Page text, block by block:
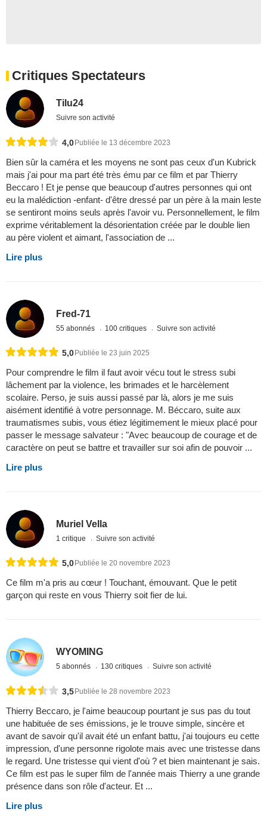
Critiques Spectateurs
Tilu24
Suivre son activité
4,0 Publiée le 13 décembre 2023
Bien sûr la caméra et les moyens ne sont pas ceux d'un Kubrick
mais j'ai pour ma part été très ému par ce film et par Thierry
Beccaro ! Et je pense que beaucoup d'autres personnes qui ont
eu la malédiction -enfant- d'être dressé par un père à la main leste
se sentiront moins seuls après l'avoir vu. Personnellement, le film
exprime véritablement la désorientation créée par le double lien
au père violent et aimant, l'association de ...
Lire plus
Fred-71
55 abonnés 100 critiques Suivre son activité
5,0 Publiée le 23 juin 2025
Pour comprendre le film il faut avoir vécu tout le stress subi
lâchement par la violence, les brimades et le harcèlement
scolaire. Perso, je suis aussi passé par là, alors je me suis
aisément identifié à votre personnage. M. Béccaro, suite aux
traumatismes subis, vous étiez légitimement le mieux placé pour
passer le message salvateur : "Avec beaucoup de courage et de
caractère on peut se battre et travailler sur soi afin de pouvoir ...
Lire plus
Muriel Vella
1 critique Suivre son activité
5,0 Publiée le 20 novembre 2023
Ce film m'a pris au cœur ! Touchant, émouvant. Que le petit
garçon qui reste en vous Thierry soit fier de lui.
WYOMING
5 abonnés 130 critiques Suivre son activité
3,5Publiée le 28 novembre 2023
Thierry Beccaro, je l'aime beaucoup pourtant je sus pas du tout
une habituée de ses émissions, je le trouve simple, sincère et
avant de savoir qu'il avait été un enfant battu, j'ai toujours eu cette
impression, d'une personne rigolote mais avec une tristesse dans
le regard. Une tristesse qui vient d'où ? et bien maintenant je sais.
Ce film est pas le super film de l'année mais Thierry a une grande
présence dans son rôle d'acteur. Et ...
Lire plus